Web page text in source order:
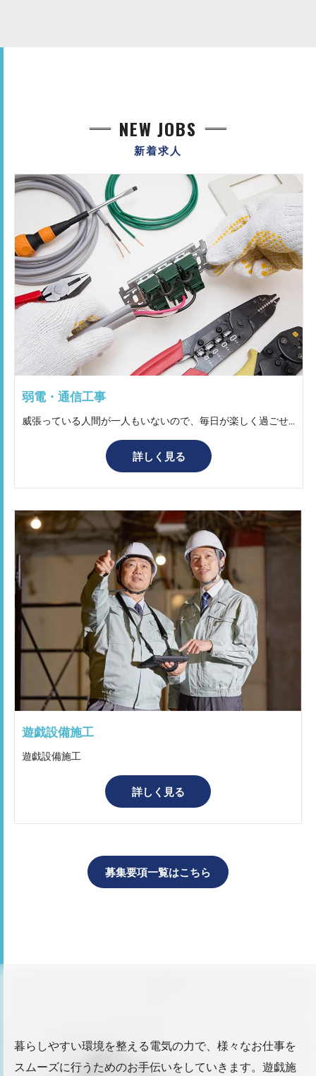
新着求人
NEW JOBS
弱電・通信工事
威張っている人間が一人もいないので、毎日が楽しく過ごせる会社です！ 稼ぎたい方は、シフトをうまく組んでくれるので、希望する事を叶えるために努力してくれる会社です。 イルミネーションのなどの施工は、完成した後の達成感がありやりがいのある仕事です！ 新規事業への挑戦もチャレンジを一緒にさせてもらえるので、キャリアアップに繋がる仕事です！ 和気あいあいとしていて、居心地が良く人間関係のストレスがないので働きやすいです！
詳しく見る
遊戯設備施工
遊戯設備施工
詳しく見る
募集要項一覧はこちら
暮らしやすい環境を整える電気の力で、様々なお仕事を
スムーズに行うためのお手伝いをしていきます。遊戯施